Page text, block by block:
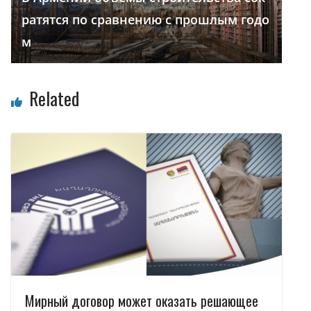
ратятся по сравнению с прошлым годо
м
Related
Мирный договор может оказать решающее